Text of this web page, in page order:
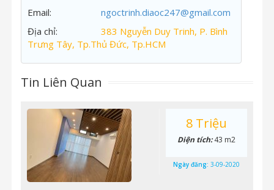
Email:
ngoctrinh.diaoc247@gmail.com
Địa chỉ:
383 Nguyễn Duy Trinh, P. Bình
Trưng Tây, Tp.Thủ Đức, Tp.HCM
Tin Liên Quan
8 Triệu
Diện tích:43 m2
Ngày đăng: 3-09-2020